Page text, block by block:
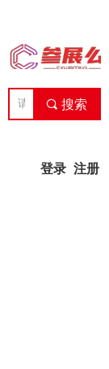
끠 搜索
登录 注册